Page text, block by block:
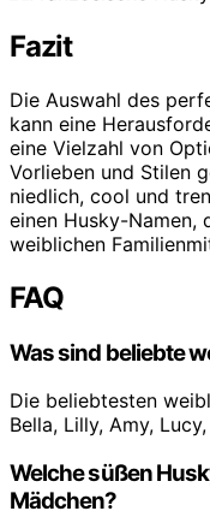
Fazit
Die Auswahl des
kann eine
eine Vielzahl von
Vorlieben und Stilen
niedlich, cool und
einen Husky-Namen,
weiblichen
FAQ
Was sind beliebte
Die beliebtesten
Bella, Lilly, Amy,
Welche süßen
Mädchen?